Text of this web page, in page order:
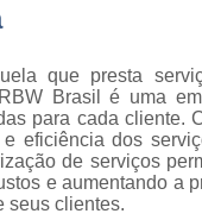
recebimentos
Inspeções de
qualidade
Inspeções
visuais
que presta
Brasil é uma
para cada cliente.
eficiência dos
de serviços
e aumentando a
seus clientes.